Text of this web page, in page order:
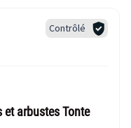
Contrôlé
et arbustes Tonte